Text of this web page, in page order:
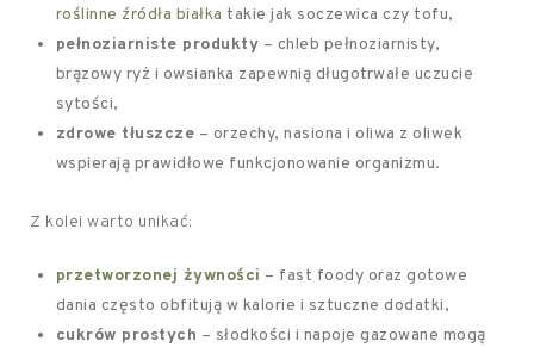
roślinne źródła białka takie jak soczewica czy tofu,
pełnoziarniste produkty – chleb pełnoziarnisty,
brązowy ryż i owsianka zapewnią długotrwałe uczucie
sytości,
zdrowe tłuszcze – orzechy, nasiona i oliwa z oliwek
wspierają prawidłowe funkcjonowanie organizmu.
Z kolei warto unikać:
przetworzonej żywności – fast foody oraz gotowe
dania często obfitują w kalorie i sztuczne dodatki,
cukrów prostych – słodkości i napoje gazowane mogą